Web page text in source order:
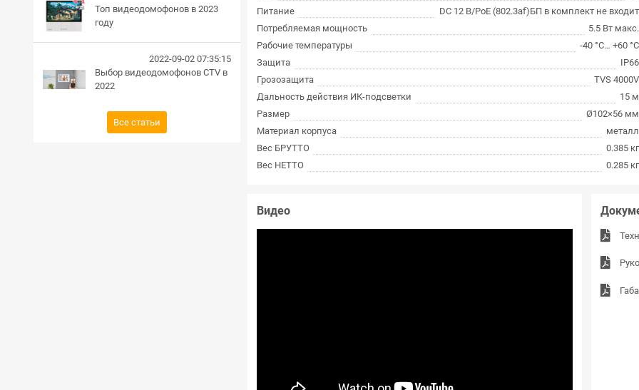
Топ видеодомофонов в 2023
году
2022-09-02 07:35:15
Выбор видеодомофонов CTV в
2022
Все статьи
Питание
DC 12 В/PoE (802.3af)БП в комплект не входит
Потребляемая мощность
5.5 Вт макс.
Рабочие температуры
-40 °C… +60 °C
Защита
IP66
Грозозащита
TVS 4000V
Дальность действия ИК-подсветки
15 м
Размер
Ø102×56 мм
Материал корпуса
металл
Вес БРУТТО
0.385 кг
Вес НЕТТО
0.285 кг
Видео